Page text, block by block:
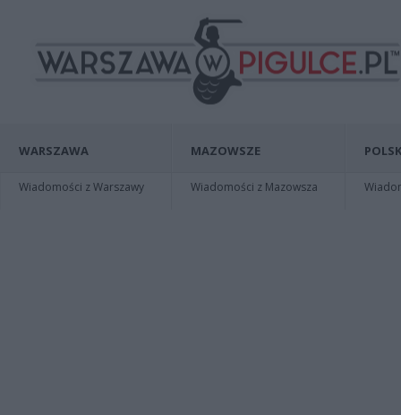
WARSZAWA
Wiadomości z Warszawy
MAZOWSZE
Wiadomości z Mazowsza